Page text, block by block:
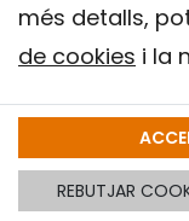
més detalls,
de cookies i la
REBUTJAR
Política de privacitat
Política de Cookies
Institut de Salut Global de